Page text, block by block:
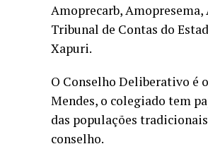
Amoprecarb,
Tribunal de Contas do
Xapuri.
O Conselho Deliberativo é
Mendes, o colegiado tem
das populações
conselho.